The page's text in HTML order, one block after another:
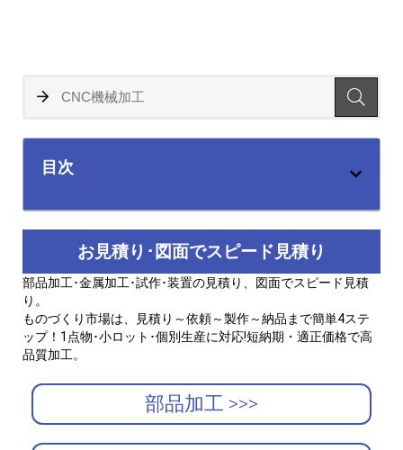
目次
お見積り･図面でスピード見積り
部品加工･金属加工･試作･装置の見積り、図面でスピード見積
り。
ものづくり市場は、見積り～依頼～製作～納品まで簡単4ステ
ップ！1点物･小ロット･個別生産に対応!短納期・適正価格で高
品質加工。
部品加工 >>>